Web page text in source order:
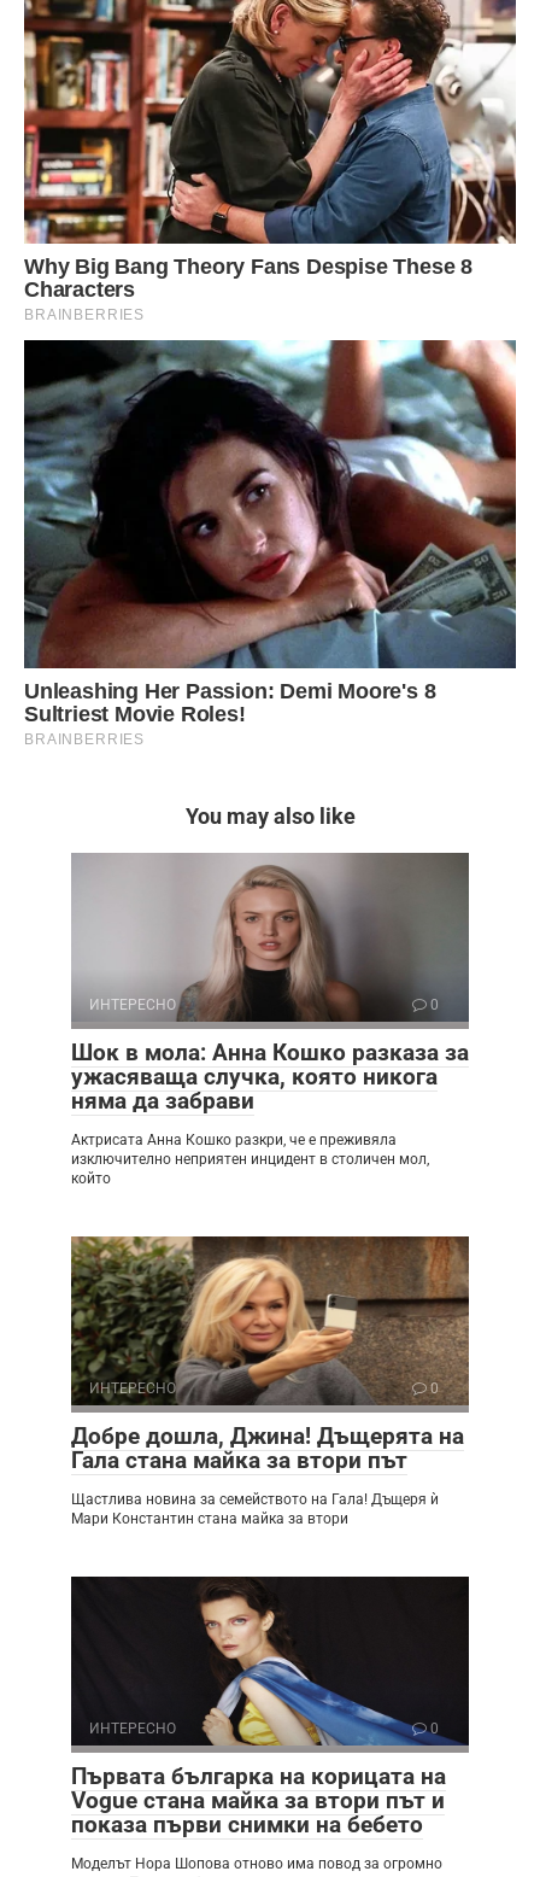
You may also like
ИНТЕРЕСНО 0
Шок в мола: Анна Кошко разказа за
ужасяваща случка, която никога
няма да забрави
Актрисата Анна Кошко разкри, че е преживяла
изключително неприятен инцидент в столичен мол,
който
ИНТЕРЕСНО 0
Добре дошла, Джина! Дъщерята на
Гала стана майка за втори път
Щастлива новина за семейството на Гала! Дъщеря ѝ
Мари Константин стана майка за втори
ИНТЕРЕСНО 0
Първата българка на корицата на
Vogue стана майка за втори път и
показа първи снимки на бебето
Моделът Нора Шопова отново има повод за огромно